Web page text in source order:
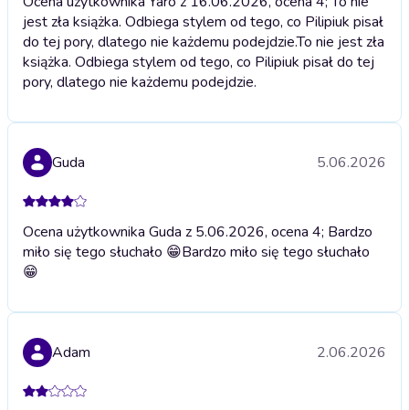
jest zła książka. Odbiega stylem od tego, co Pilipiuk pisał
do tej pory, dlatego nie każdemu podejdzie.To nie jest zła
książka. Odbiega stylem od tego, co Pilipiuk pisał do tej
pory, dlatego nie każdemu podejdzie.
Guda 5.06.2026
Ocena użytkownika Guda z 5.06.2026, ocena 4; Bardzo
miło się tego słuchało 😁Bardzo miło się tego słuchało
😁
Adam 2.06.2026